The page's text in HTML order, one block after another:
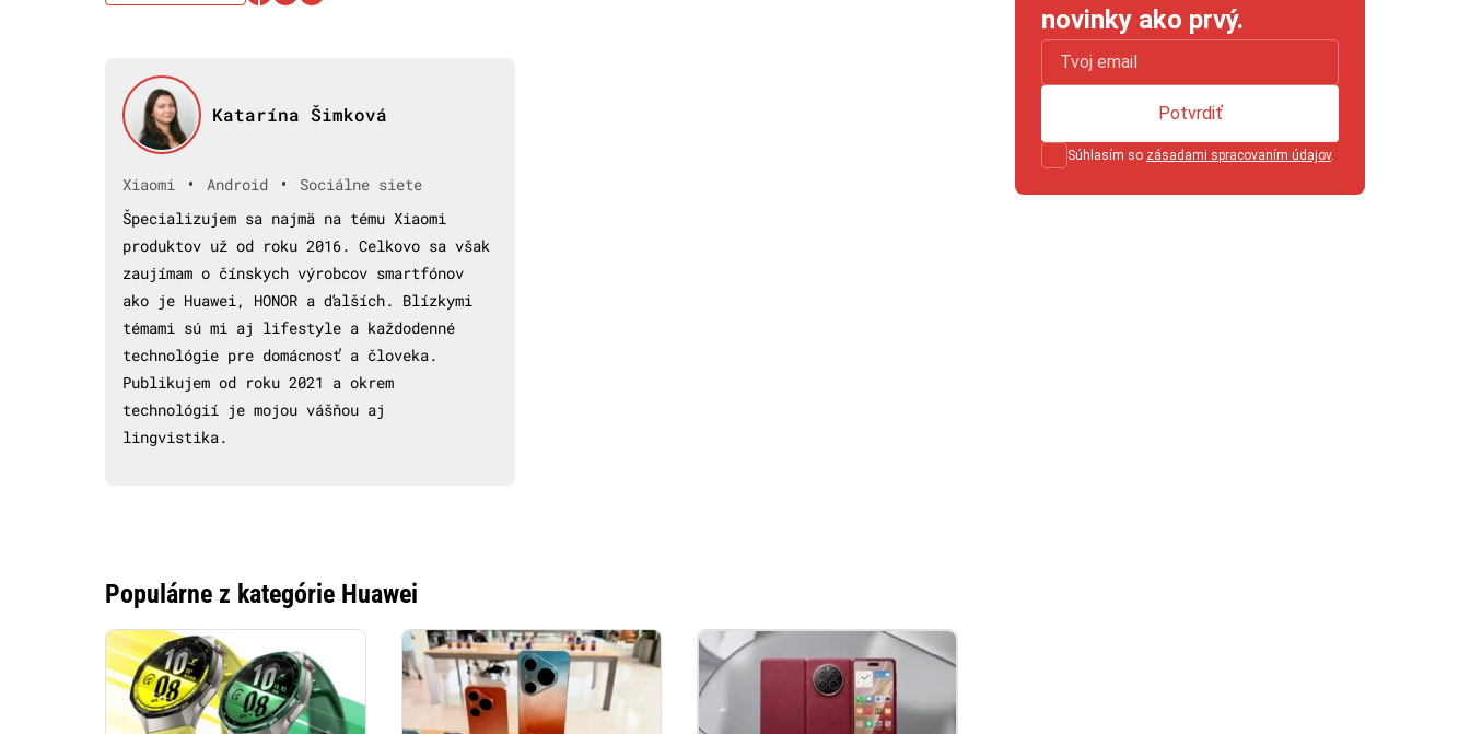
Katarína Šimková
Xiaomi • Android •
Sociálne siete
Špecializujem sa najmä na tému Xiaomi
produktov už od roku 2016. Celkovo sa však
zaujímam o čínskych výrobcov smartfónov
ako je Huawei, HONOR a ďalších. Blízkymi
témami sú mi aj lifestyle a každodenné
technológie pre domácnosť a človeka.
Publikujem od roku 2021 a okrem
technológií je mojou vášňou aj
lingvistika.
Populárne z kategórie Huawei
novinky ako prvý.
Súhlasím so zásadami spracovaním údajov.
Potvrdiť